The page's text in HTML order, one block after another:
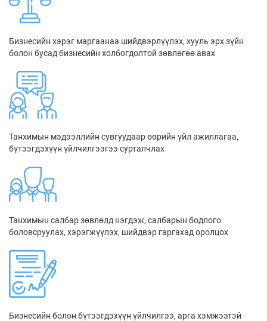
Бизнесийн хэрэг маргаанаа шийдвэрлүүлэх, хууль эрх зүйн
болон бусад бизнесийн холбогдолтой зөвлөгөө авах
Танхимын мэдээллийн сувгуудаар өөрийн үйл ажиллагаа,
бүтээгдэхүүн үйлчилгээгээ сурталчлах
Танхимын салбар зөвлөлд нэгдэж, салбарын бодлого
боловсруулах, хэрэгжүүлэх, шийдвэр гаргахад оролцох
Бизнесийн болон бүтээгдэхүүн үйлчилгээ, арга хэмжээтэй